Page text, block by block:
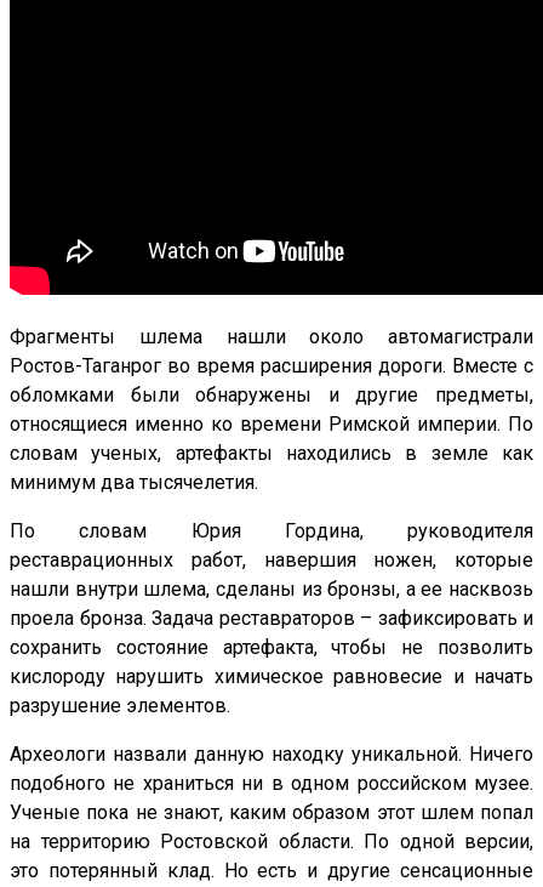
Фрагменты шлема нашли около автомагистрали
Ростов-Таганрог во время расширения дороги. Вместе с
обломками были обнаружены и другие предметы,
относящиеся именно ко времени Римской империи. По
словам ученых, артефакты находились в земле как
минимум два тысячелетия.
По словам Юрия Гордина, руководителя
реставрационных работ, навершия ножен, которые
нашли внутри шлема, сделаны из бронзы, а ее насквозь
проела бронза. Задача реставраторов – зафиксировать и
сохранить состояние артефакта, чтобы не позволить
кислороду нарушить химическое равновесие и начать
разрушение элементов.
Археологи назвали данную находку уникальной. Ничего
подобного не храниться ни в одном российском музее.
Ученые пока не знают, каким образом этот шлем попал
на территорию Ростовской области. По одной версии,
это потерянный клад. Но есть и другие сенсационные